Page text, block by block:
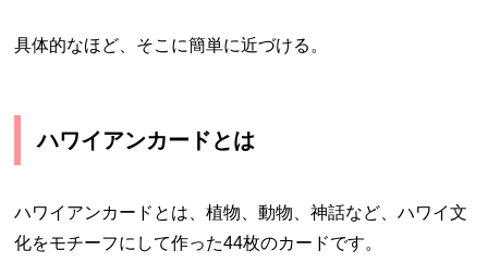
具体的なほど、そこに簡単に近づける。
ハワイアンカードとは
ハワイアンカードとは、植物、動物、神話など、ハワイ文
化をモチーフにして作った44枚のカードです。